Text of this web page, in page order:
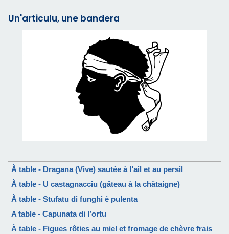
Un'articulu, une bandera
À table - Dragana (Vive) sautée à l’ail et au persil
À table - U castagnacciu (gâteau à la châtaigne)
À table - Stufatu di funghi è pulenta
A table - Capunata di l’ortu
À table - Figues rôties au miel et fromage de chèvre frais